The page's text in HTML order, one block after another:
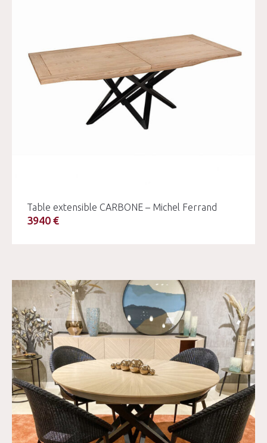
Table extensible CARBONE – Michel Ferrand
3940 €